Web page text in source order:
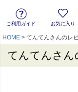
ご利用ガイド お気に入り
HOME てんてんさんのレ
てんてんさん